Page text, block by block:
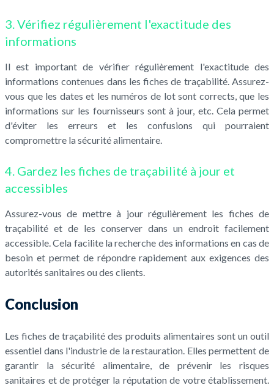
3. Vérifiez régulièrement l'exactitude des
informations
Il est important de vérifier régulièrement l'exactitude des
informations contenues dans les fiches de traçabilité. Assurez-
vous que les dates et les numéros de lot sont corrects, que les
informations sur les fournisseurs sont à jour, etc. Cela permet
d'éviter les erreurs et les confusions qui pourraient
compromettre la sécurité alimentaire.
4. Gardez les fiches de traçabilité à jour et
accessibles
Assurez-vous de mettre à jour régulièrement les fiches de
traçabilité et de les conserver dans un endroit facilement
accessible. Cela facilite la recherche des informations en cas de
besoin et permet de répondre rapidement aux exigences des
autorités sanitaires ou des clients.
Conclusion
Les fiches de traçabilité des produits alimentaires sont un outil
essentiel dans l'industrie de la restauration. Elles permettent de
garantir la sécurité alimentaire, de prévenir les risques
sanitaires et de protéger la réputation de votre établissement.